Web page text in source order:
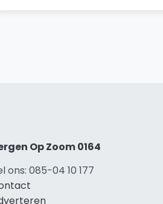
Op Zoom 0164
ons: 085-04 10 177